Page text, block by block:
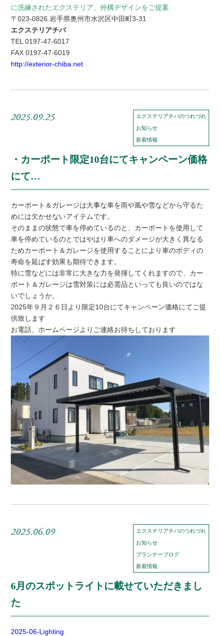
に洗練されたエクステリア、外構デザインをご提案
〒023-0826 岩手県奥州市水沢区中田町3-31
エクステリアチバ
TEL 0197-47-6017
FAX 0197-47-6019
http://exterior-chiba.net
2025.09.25
エクステリアチバのつれづれ
お知らせ
新着情報
・カーポート限定10台にてキャンペーン価格
にて…
カーポート＆ガレージは大事な車を雨や風や雪などから守るた
めには欠かせないアイテムです。
そのままの状態で車を停めているのと、カーポートを使用して
車を停めているのとではやはり車へのダメージが大きく異なる
ためカーポート＆ガレージを使用することにより車のボディの
寿命を延ばす効果も期待できます。
特に雪などには非常に大きな力を発揮してくれますので、カー
ポート＆ガレージは雪対策には必需品といっても良いのではな
いでしょうか。
2025年９月２６日より限定10台にてキャンペーン価格にてご提
供致します
お電話、ホームページよりご連絡お待ちしております
2025.06.09
エクステリアチバのつれづれ
お知らせ
プランナーブログ
新着情報
6月のスポットライトに載せていただきまし
た
2025-06-Lighting